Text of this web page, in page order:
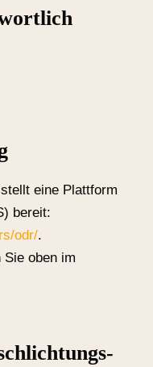
eine Plattform
bereit:
odr/.
oben im